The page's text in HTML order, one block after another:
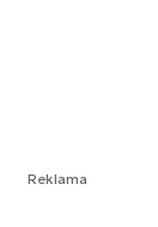
Reklama